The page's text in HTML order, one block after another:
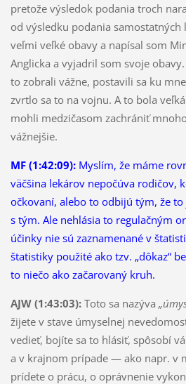
pretože výsledok podania troch
od výsledku podania samostatných
veľmi veľké obavy a napísal som
Anglicka a vyjadril som svoje
to zobrali vážne, postavili sa ku
zvrtlo sa to na vojnu. A to bola
mohli medzičasom zachrániť
vážnejšie.
MF (1:42:09):Myslím, že máme
väčšina lekárov nepočúva rodičov,
očkovaní, alebo to odbijú tým, že
s tým. Ale nehlásia to regulačným
účinky nie sú zaznamenané v
štatistiky použité ako tzv. „dôkaz“
to niečo ako začarovaný kruh.
AJW (1:43:03):Toto sa nazýva
žijete v stave úmyselnej
vedieť, bojíte sa to hlásiť, spôsobí
a v krajnom prípade — ako napr. v
prídete o prácu, o oprávnenie